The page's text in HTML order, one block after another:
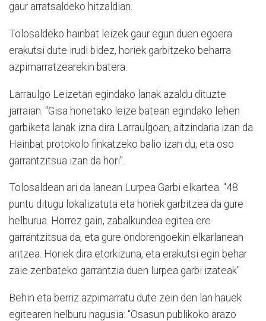
gaur arratsaldeko hitzaldian.
Tolosaldeko hainbat leizek gaur egun duen egoera
erakutsi dute irudi bidez, horiek garbitzeko beharra
azpimarratzearekin batera.
Larraulgo Leizetan egindako lanak azaldu dituzte
jarraian. "Gisa honetako leize batean egindako lehen
garbiketa lanak izna dira Larraulgoan, aitzindaria izan da.
Hainbat protokolo finkatzeko balio izan du, eta oso
garrantzitsua izan da hori".
Tolosaldean ari da lanean Lurpea Garbi elkartea. "48
puntu ditugu lokalizatuta eta horiek garbitzea da gure
helburua. Horrez gain, zabalkundea egitea ere
garrantzitsua da, eta gure ondorengoekin elkarlanean
aritzea. Horiek dira etorkizuna, eta erakutsi egin behar
zaie zenbateko garrantzia duen lurpea garbi izateak"
Behin eta berriz azpimarratu dute zein den lan hauek
egitearen helburu nagusia: "Osasun publikoko arazo